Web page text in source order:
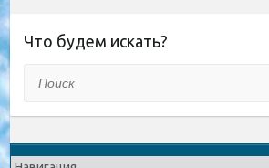
Что будем искать?